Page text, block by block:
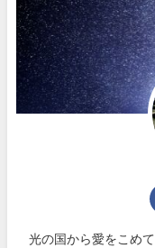
光の国から愛をこめて